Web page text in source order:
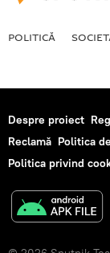
POLITICĂ
Despre proiect
Reclamă Politica
Politica privind